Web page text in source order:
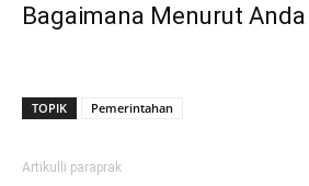
Bagaimana Menurut Anda
TOPIK Pemerintahan
Artikulli paraprak